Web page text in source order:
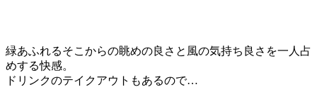
緑あふれるそこからの眺めの良さと風の気持ち良さを一人占
めする快感。
ドリンクのテイクアウトもあるので…